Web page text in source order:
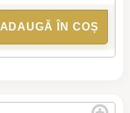
ADAUGĂ ÎN COȘ